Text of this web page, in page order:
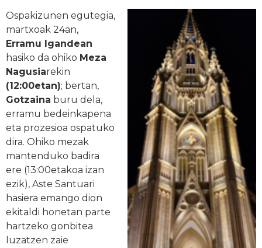
Ospakizunen egutegia,
martxoak 24an,
Erramu Igandean
hasiko da ohiko Meza
Nagusiarekin
(12:00etan); bertan,
Gotzaina buru dela,
erramu bedeinkapena
eta prozesioa ospatuko
dira. Ohiko mezak
mantenduko badira
ere (13:00etakoa izan
ezik), Aste Santuari
hasiera emango dion
ekitaldi honetan parte
hartzeko gonbitea
luzatzen zaie